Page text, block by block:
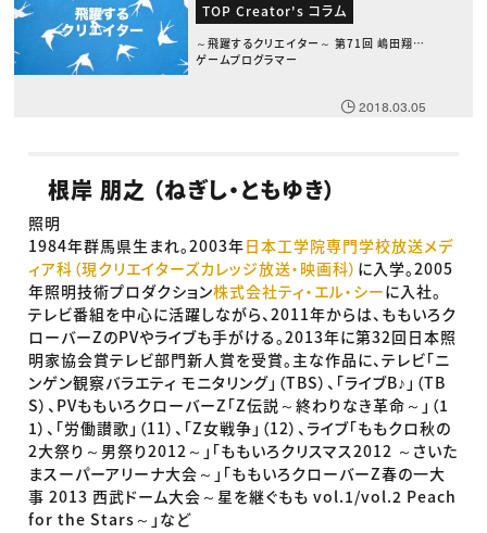
TOP Creator's コラム
～飛躍するクリエイター～ 第71回 嶋田翔太
ゲームプログラマー
2018.03.05
根岸 朋之 （ねぎし・ともゆき）
照明
1984年群馬県生まれ。2003年日本工学院専門学校放送メデ
ィア科（現クリエイターズカレッジ放送・映画科） に入学。2005
年照明技術プロダクション株式会社ティ・エル・シーに入社。
テレビ番組を中心に活躍しながら、2011年からは、ももいろク
ローバーZのPVやライブも手がける。2013年に第32回日本照
明家協会賞テレビ部門新人賞を受賞。主な作品に、テレビ「ニ
ンゲン観察バラエティ モニタリング」（TBS）、「ライブB♪」（TB
S）、PVももいろクローバーZ「Z伝説～終わりなき革命～」（1
1）、「労働讃歌」（11）、「Z女戦争」（12）、ライブ「ももクロ秋の
2大祭り～男祭り2012～」「ももいろクリスマス2012 ～さいた
まスーパーアリーナ大会～」「ももいろクローバーZ春の一大
事 2013 西武ドーム大会～星を継ぐもも vol.1/vol.2 Peach
for the Stars～」など